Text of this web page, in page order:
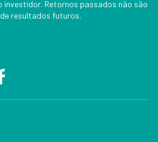
investidor. Retornos passados não são
resultados futuros.